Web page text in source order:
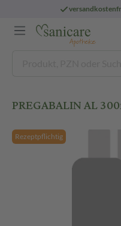
PREGABALIN AL
Rezeptpflichtig